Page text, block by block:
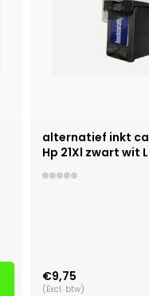
alternatief inkt
Hp 21Xl zwart wit
€9,75
(Excl. btw)